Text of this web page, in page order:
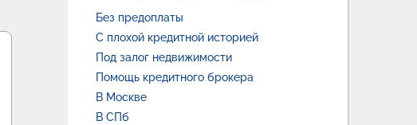
Без предоплаты
С плохой кредитной историей
Под залог недвижимости
Помощь кредитного брокера
В Москве
В СПб